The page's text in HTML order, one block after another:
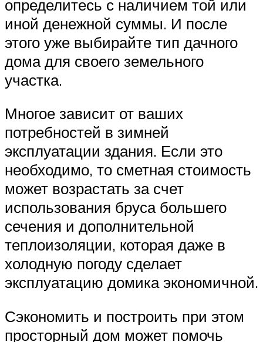
определитесь с наличием той или
иной денежной суммы. И после
этого уже выбирайте тип дачного
дома для своего земельного
участка.
Многое зависит от ваших
потребностей в зимней
эксплуатации здания. Если это
необходимо, то сметная стоимость
может возрастать за счет
использования бруса большего
сечения и дополнительной
теплоизоляции, которая даже в
холодную погоду сделает
эксплуатацию домика экономичной.
Сэкономить и построить при этом
просторный дом может помочь